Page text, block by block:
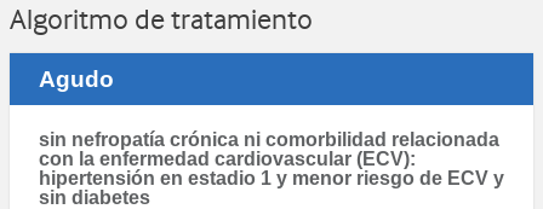
Algoritmo de tratamiento
Agudo
sin nefropatía crónica ni comorbilidad relacionada
con la enfermedad cardiovascular (ECV):
hipertensión en estadio 1 y menor riesgo de ECV y
sin diabetes